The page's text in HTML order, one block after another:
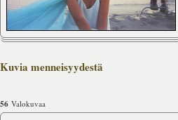
Kuvia menneisyydestä
56 Valokuvaa